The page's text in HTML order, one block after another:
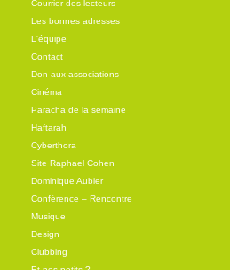
Courrier des lecteurs
Les bonnes adresses
L'équipe
Contact
Don aux associations
Cinéma
Paracha de la semaine
Haftarah
Cyberthora
Site Raphael Cohen
Dominique Aubier
Conférence – Rencontre
Musique
Design
Clubbing